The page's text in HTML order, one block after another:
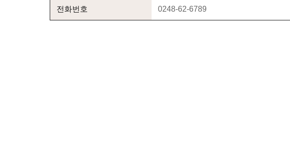
전화번호 0248-62-6789